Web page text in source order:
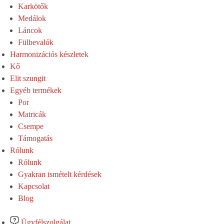
Karkötők
Medálok
Láncok
Fülbevalók
Harmonizációs készletek
Kő
Elit szungit
Egyéb termékek
Por
Matricák
Csempe
Támogatás
Rólunk
Rólunk
Gyakran ismételt kérdések
Kapcsolat
Blog
Ügyfélszolgálat